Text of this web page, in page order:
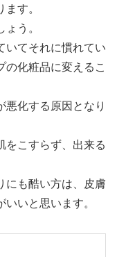
す。
ょう。
いてそれに慣れてい
の化粧品に変えるこ
悪化する原因となり
をこすらず、出来る
にも酷い方は、皮膚
いと思います。